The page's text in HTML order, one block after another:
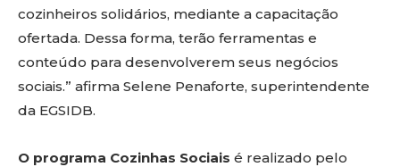
cozinheiros solidários, mediante a capacitação
ofertada. Dessa forma, terão ferramentas e
conteúdo para desenvolverem seus negócios
sociais.” afirma Selene Penaforte, superintendente
da EGSIDB.
O programa Cozinhas Sociais é realizado pelo